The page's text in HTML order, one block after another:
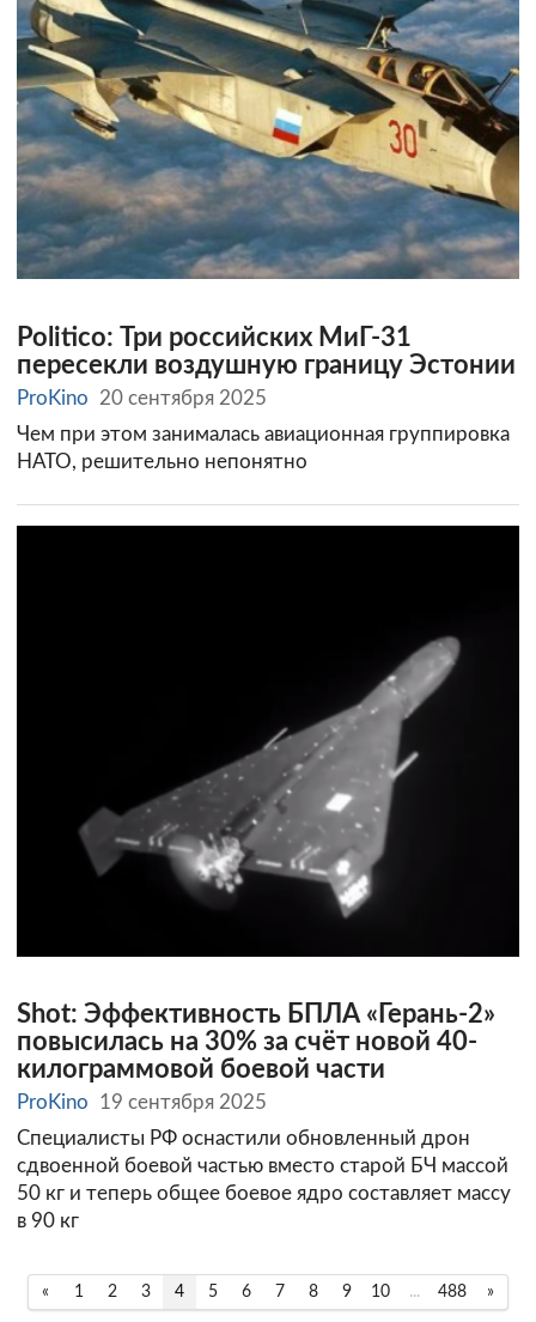
Politico: Три российских МиГ-31
пересекли воздушную границу Эстонии
ProKino
20 сентября 2025
Чем при этом занималась авиационная группировка
НАТО, решительно непонятно
Shot: Эффективность БПЛА «Герань-2»
повысилась на 30% за счёт новой 40-
килограммовой боевой части
ProKino
19 сентября 2025
Специалисты РФ оснастили обновленный дрон
сдвоенной боевой частью вместо старой БЧ массой
50 кг и теперь общее боевое ядро составляет массу
в 90 кг
« 1 2 3 4 5 6 7 8 9 10 ... 488 »